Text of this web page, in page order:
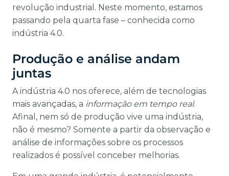
revolução industrial. Neste momento, estamos
passando pela quarta fase – conhecida como
indústria 4.0.
Produção e análise andam
juntas
A indústria 4.0 nos oferece, além de tecnologias
mais avançadas, a informação em tempo real.
Afinal, nem só de produção vive uma indústria,
não é mesmo? Somente a partir da observação e
análise de informações sobre os processos
realizados é possível conceber melhorias.